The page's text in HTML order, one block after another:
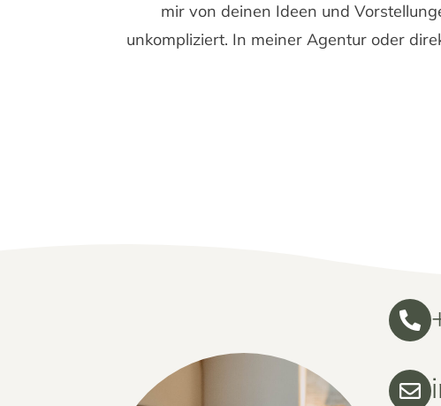
mir von deinen Ideen und
unkompliziert. In meiner Agentur oder